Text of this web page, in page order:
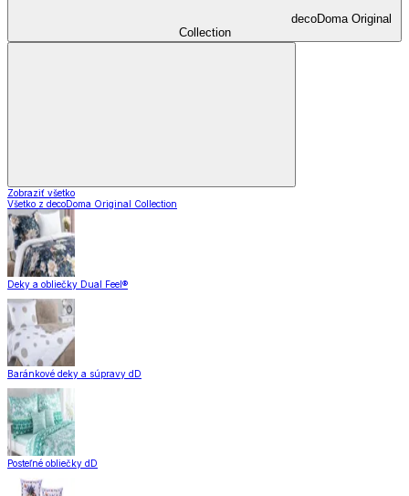
decoDoma Original
Collection
Zobraziť všetko
Všetko z decoDoma Original Collection
Deky a obliečky Dual Feel®
Baránkové deky a súpravy dD
Posteľné obliečky dD